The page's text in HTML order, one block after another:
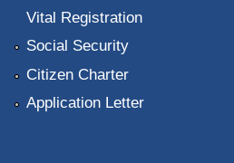
Vital Registration
Social Security
Citizen Charter
Application Letter